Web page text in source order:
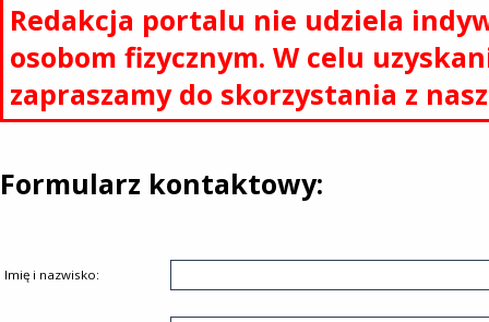
Redakcja portalu nie udziela
osobom fizycznym. W celu
zapraszamy do skorzystania z
Formularz kontaktowy:
Imię i nazwisko: